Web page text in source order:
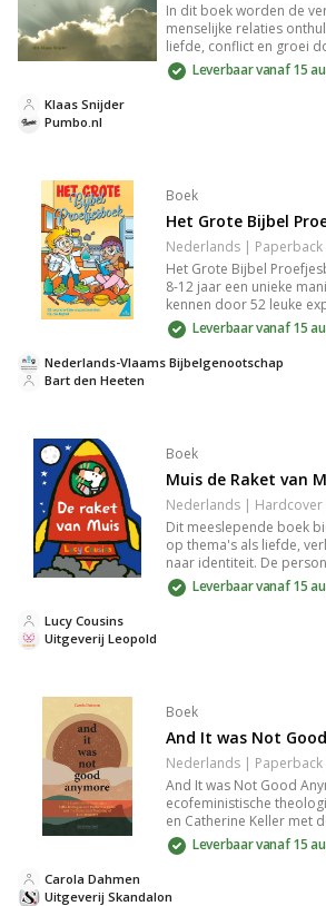
In dit boek worden de
menselijke relaties
liefde, conflict en groei
complexe personages.
diepgaande inzichten
leeservaring die je
je eigen interacties. Een
liefhebbers van fictie
Leverbaar vanaf 15
Pumbo.nl
Klaas Snijder
Boek
Het Grote Bijbel
Het Grote Bijbel
8-12 jaar een unieke
kennen door 52 leuke
experiment bevat een
afsluitende opdracht,
duidelijkheid. Perfect
vakantie.
Leverbaar vanaf 15
Bart den Heeten
Nederlands-Vlaams Bijbelgenootschap
Boek
Muis de Raket van
Dit meeslepende boek
op thema's als liefde,
naar identiteit. De
hun levensechte
een sterke verhaallijn en
schrijfstijl raakt het je
must-read voor
Leverbaar vanaf 15
Uitgeverij Leopold
Lucy Cousins
Boek
And It was Not
And It was Not Good
ecofeministische
en Catherine Keller met
van K.H. Miskotte en
op God, natuur en mens
Leverbaar vanaf 15
Uitgeverij Skandalon
Carola Dahmen